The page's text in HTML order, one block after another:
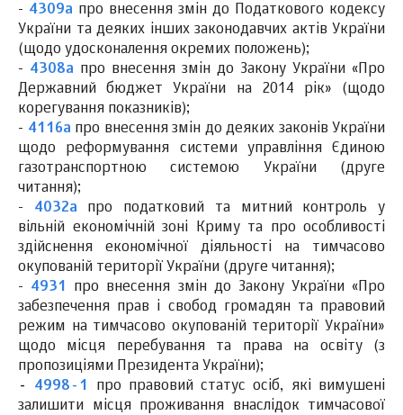
- 4309а про внесення змін до Податкового кодексу
України та деяких інших законодавчих актів України
(щодо удосконалення окремих положень);
- 4308а про внесення змін до Закону України «Про
Державний бюджет України на 2014 рік» (щодо
корегування показників);
- 4116а про внесення змін до деяких законів України
щодо реформування системи управління Єдиною
газотранспортною системою України (друге
читання);
- 4032а про податковий та митний контроль у
вільній економічній зоні Криму та про особливості
здійснення економічної діяльності на тимчасово
окупованій території України (друге читання);
- 4931
про внесення змін до Закону України «Про
забезпечення прав і свобод громадян та правовий
режим на тимчасово окупованій території України»
щодо місця перебування та права на освіту (з
пропозиціями Президента України);
- 4998-1
про правовий статус осіб, які вимушені
залишити місця проживання внаслідок тимчасової